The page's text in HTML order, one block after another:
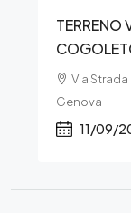
TERRENO
Via Strada
Genova
11/09/